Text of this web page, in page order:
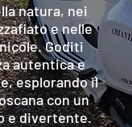
natura, nei
e nelle
Goditi
autentica e
esplorando il
con un
e divertente.